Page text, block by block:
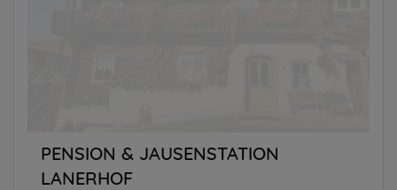
PENSION & JAUSENSTATION
LANERHOF